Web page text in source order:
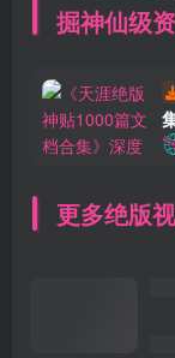
掘神仙级
更多绝版